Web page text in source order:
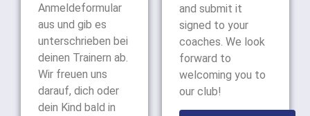
Anmeldeformular
aus und gib es
unterschrieben bei
deinen Trainern ab.
Wir freuen uns
darauf, dich oder
dein Kind bald in
and submit it
signed to your
coaches. We look
forward to
welcoming you to
our club!